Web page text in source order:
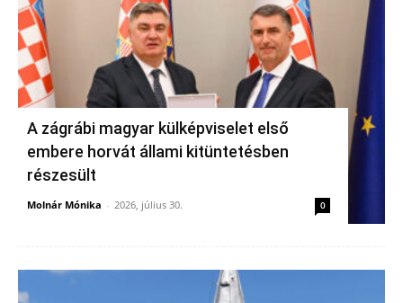
A zágrábi magyar külképviselet első
embere horvát állami kitüntetésben
részesült
Molnár Mónika - 2026, július 30. 0